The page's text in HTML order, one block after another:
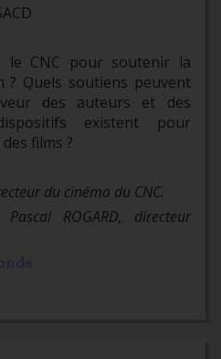
le CNC pour soutenir la
? Quels soutiens peuvent
des auteurs et des
existent pour
films ?
du cinéma du CNC.
ROGARD, directeur